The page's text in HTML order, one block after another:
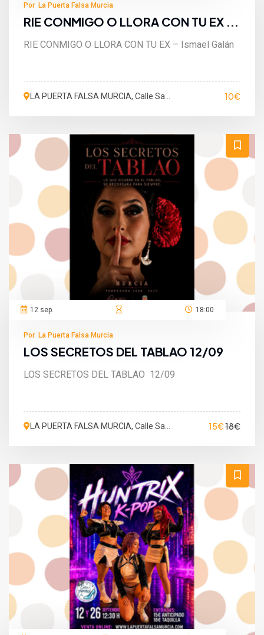
Por La Puerta Falsa Murcia
RIE CONMIGO O LLORA CON TU EX ...
RIE CONMIGO O LLORA CON TU EX – Ismael Galán
LA PUERTA FALSA MURCIA, Calle San
10€
12 sep. 18:00
Por La Puerta Falsa Murcia
LOS SECRETOS DEL TABLAO 12/09
LOS SECRETOS DEL TABLAO 12/09
LA PUERTA FALSA MURCIA, Calle San
15€18€